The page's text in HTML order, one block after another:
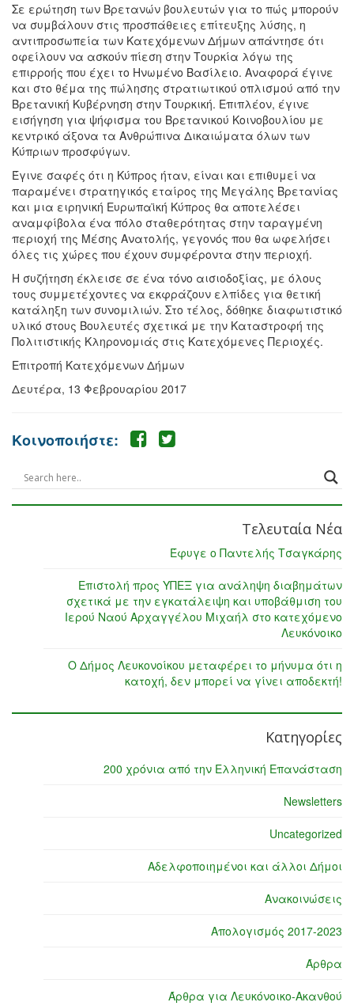
Σε ερώτηση των Βρετανών βουλευτών για το πώς μπορούν
να συμβάλουν στις προσπάθειες επίτευξης λύσης, η
αντιπροσωπεία των Κατεχόμενων Δήμων απάντησε ότι
οφείλουν να ασκούν πίεση στην Τουρκία λόγω της
επιρροής που έχει το Ηνωμένο Βασίλειο. Αναφορά έγινε
και στο θέμα της πώλησης στρατιωτικού οπλισμού από την
Βρετανική Κυβέρνηση στην Τουρκική. Επιπλέον, έγινε
εισήγηση για ψήφισμα του Βρετανικού Κοινοβουλίου με
κεντρικό άξονα τα Ανθρώπινα Δικαιώματα όλων των
Κύπριων προσφύγων.
Έγινε σαφές ότι η Κύπρος ήταν, είναι και επιθυμεί να
παραμένει στρατηγικός εταίρος της Μεγάλης Βρετανίας
και μια ειρηνική Ευρωπαϊκή Κύπρος θα αποτελέσει
αναμφίβολα ένα πόλο σταθερότητας στην ταραγμένη
περιοχή της Μέσης Ανατολής, γεγονός που θα ωφελήσει
όλες τις χώρες που έχουν συμφέροντα στην περιοχή.
Η συζήτηση έκλεισε σε ένα τόνο αισιοδοξίας, με όλους
τους συμμετέχοντες να εκφράζουν ελπίδες για θετική
κατάληξη των συνομιλιών. Στο τέλος, δόθηκε διαφωτιστικό
υλικό στους Βουλευτές σχετικά με την Καταστροφή της
Πολιτιστικής Κληρονομιάς στις Κατεχόμενες Περιοχές.
Επιτροπή Κατεχόμενων Δήμων
Δευτέρα, 13 Φεβρουαρίου 2017
Κοινοποιήστε:
Τελευταία Νέα
Έφυγε ο Παντελής Τσαγκάρης
Επιστολή προς ΥΠΕΞ για ανάληψη διαβημάτων
σχετικά με την εγκατάλειψη και υποβάθμιση του
Ιερού Ναού Αρχαγγέλου Μιχαήλ στο κατεχόμενο
Λευκόνοικο
Ο Δήμος Λευκονοίκου μεταφέρει το μήνυμα ότι η
κατοχή, δεν μπορεί να γίνει αποδεκτή!
Κατηγορίες
200 χρόνια από την Ελληνική Επανάσταση
Newsletters
Uncategorized
Αδελφοποιημένοι και άλλοι Δήμοι
Ανακοινώσεις
Απολογισμός 2017-2023
Άρθρα
Άρθρα για Λευκόνοικο-Ακανθού